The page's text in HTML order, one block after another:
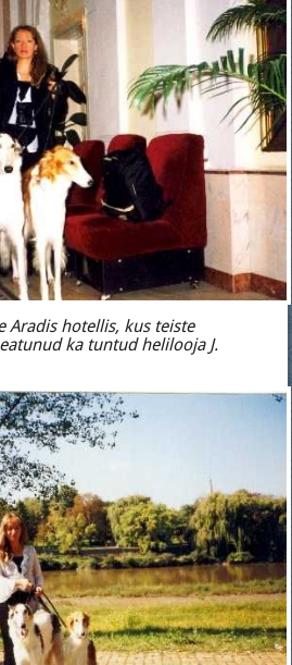
Aradis hotellis, kus teiste
ka tuntud helilooja J.